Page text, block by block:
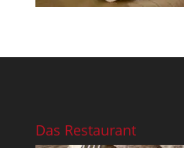
Das Restaurant